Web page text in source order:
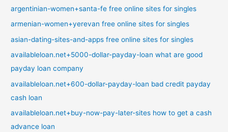
argentinian-women+santa-fe free online sites for singles
armenian-women+yerevan free online sites for singles
asian-dating-sites-and-apps free online sites for singles
availableloan.net+5000-dollar-payday-loan what are good
payday loan company
availableloan.net+600-dollar-payday-loan bad credit payday
cash loan
availableloan.net+buy-now-pay-later-sites how to get a cash
advance loan